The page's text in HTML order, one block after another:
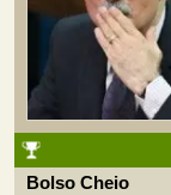
Bolso Cheio